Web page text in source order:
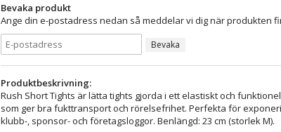
Bevaka produkt
Ange din e-postadress nedan så meddelar vi dig när produkten
Bevaka
Produktbeskrivning:
Rush Short Tights är lätta tights gjorda i ett elastiskt och
som ger bra fukttransport och rörelsefrihet. Perfekta för
klubb-, sponsor- och företagsloggor. Benlängd: 23 cm (storlek M).